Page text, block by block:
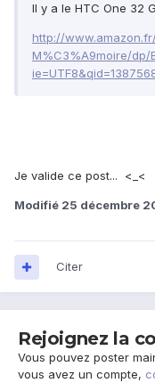
Il y a le HTC One 32
http://
M%C3%A9moire/dp/
Je valide ce post... <_<
Modifié 25 décembre
Citer
Rejoignez la
Vous pouvez poster
vous avez un compte,